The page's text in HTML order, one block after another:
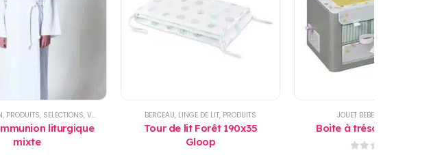
, PRODUITS, SELECTIONS, VÊTEMENT ENFANTS
liturgique
mixte
BERCEAU, LINGE DE LIT, PRODUITS
Tour de lit Forêt 190x35
Gloop
JOUET BEBE,
Boite à trésors Baby Art